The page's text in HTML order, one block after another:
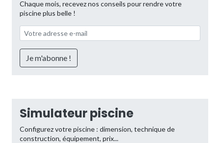
Chaque mois, recevez nos conseils pour rendre votre
piscine plus belle !
Simulateur piscine
Configurez votre piscine : dimension, technique de
construction, équipement, prix...